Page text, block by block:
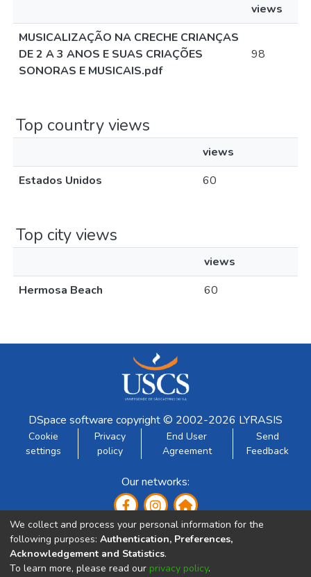
views
MUSICALIZAÇÃO NA CRECHE CRIANÇAS
DE 2 A 3 ANOS E SUAS CRIAÇÕES
SONORAS E MUSICAIS.pdf
98
Top country views
views
Estados Unidos
60
Top city views
views
Hermosa Beach
60
DSpace software copyright © 2002-2026 LYRASIS
Cookie
settings
Privacy
policy
End User
Agreement
Send
Feedback
Our networks:
Developed by:
We collect and process your personal information for the
following purposes: Authentication, Preferences,
Acknowledgement and Statistics.
To learn more, please read our privacy policy.